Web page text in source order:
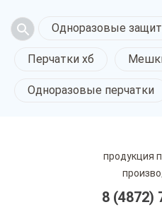
Одноразовые
Перчатки хб
Одноразовые перчатки
продукция
8 (4872)